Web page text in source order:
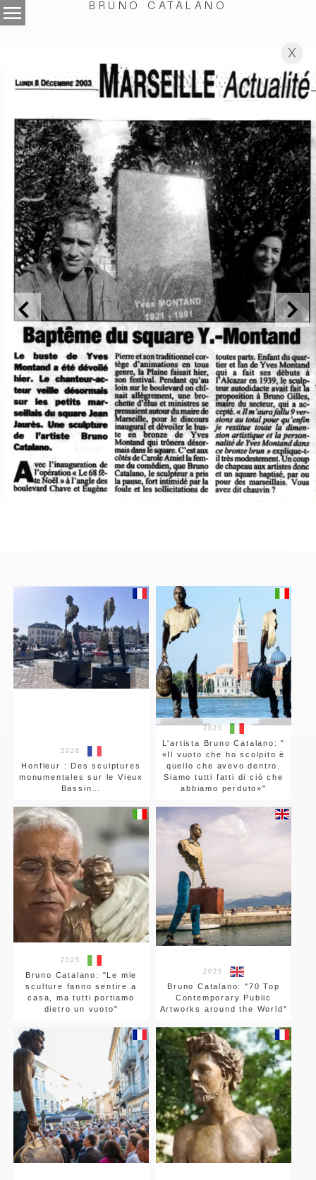
menu BRUNO CATALANO
X
2026
Honfleur : Des sculptures
monumentales sur le Vieux
Bassin…
2025
L'artista Bruno Catalano: "
«Il vuoto che ho scolpito è
quello che avevo dentro.
Siamo tutti fatti di ciò che
abbiamo perduto»"
2025
Bruno Catalano: "Le mie
sculture fanno sentire a
casa, ma tutti portiamo
dietro un vuoto"
2025
Bruno Catalano: "70 Top
Contemporary Public
Artworks around the World"